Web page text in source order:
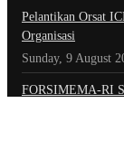
Pelantikan Orsat
Organisasi
Sunday, 9 August
​FORSIMEMA-RI